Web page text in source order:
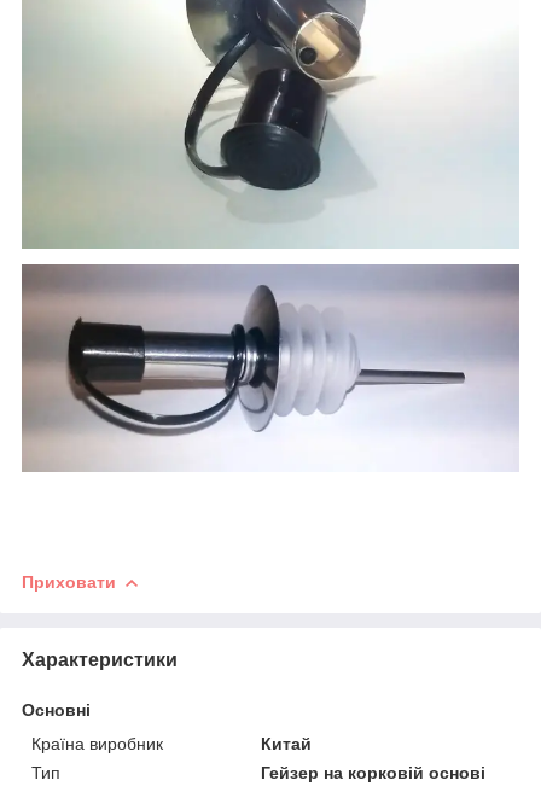
Приховати
Характеристики
Основні
Країна виробник
Китай
Тип
Гейзер на корковій основі